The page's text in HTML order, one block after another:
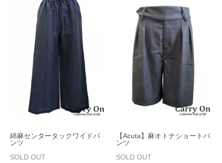
綿麻センタータックワイドパ
ンツ
SOLD OUT
【Acuta】麻オトナショートパ
ンツ
SOLD OUT